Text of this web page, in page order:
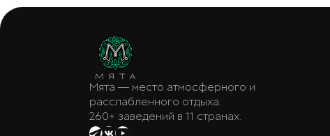
Мята — место атмосферного и
расслабленного отдыха.
260+ заведений в 11 странах.